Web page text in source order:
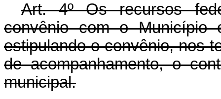
Art. 4º Os recursos
convênio com o
estipulando o convênio, nos
de acompanhamento, o
municipal.